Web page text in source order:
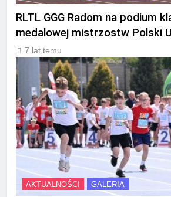
RLTL GGG Radom na podium
medalowej mistrzostw Polski
7 lat temu
AKTUALNOŚCI GALERIA